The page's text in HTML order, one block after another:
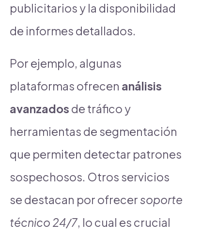
publicitarios y la disponibilidad
de informes detallados.
Por ejemplo, algunas
plataformas ofrecen análisis
avanzados de tráfico y
herramientas de segmentación
que permiten detectar patrones
sospechosos. Otros servicios
se destacan por ofrecersoporte
técnico 24/7, lo cual es crucial